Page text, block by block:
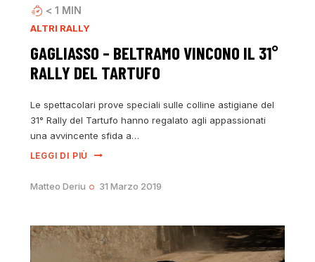
< 1 MIN
ALTRI RALLY
GAGLIASSO – BELTRAMO VINCONO IL 31°
RALLY DEL TARTUFO
Le spettacolari prove speciali sulle colline astigiane del
31° Rally del Tartufo hanno regalato agli appassionati
una avvincente sfida a…
LEGGI DI PIÙ
Matteo Deriu 31 Marzo 2019